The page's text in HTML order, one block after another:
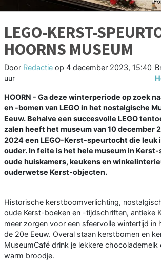
LEGO-KERST-
HOORNS MUSEUM
Door Redactie op 4 december 2023, 15:40
uur
HOORN - Ga deze winterperiode op zoek
en -bomen van LEGO in het nostalgische
Eeuw. Behalve een succesvolle LEGO
zalen heeft het museum van 10 december
2024 een LEGO-Kerst-speurtocht die leuk
ouder. In feite is het hele museum in
oude huiskamers, keukens en
ouderwetse Kerst-objecten.
Historische kerstboomverlichting,
oude Kerst-boeken en -tijdschriften, antieke
meer zorgen voor een sfeervolle wintertijd in
de 20e Eeuw. Overal staan kerstbomen en
MuseumCafé drink je lekkere chocolademelk
warm broodje.